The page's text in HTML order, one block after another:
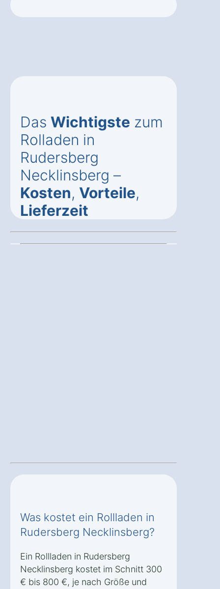
Das Wichtigste zum
Rolladen in
Rudersberg
Necklinsberg –
Kosten, Vorteile,
Lieferzeit
Was kostet ein Rollladen in
Rudersberg Necklinsberg?
Ein Rollladen in Rudersberg
Necklinsberg kostet im Schnitt 300
€ bis 800 €, je nach Größe und